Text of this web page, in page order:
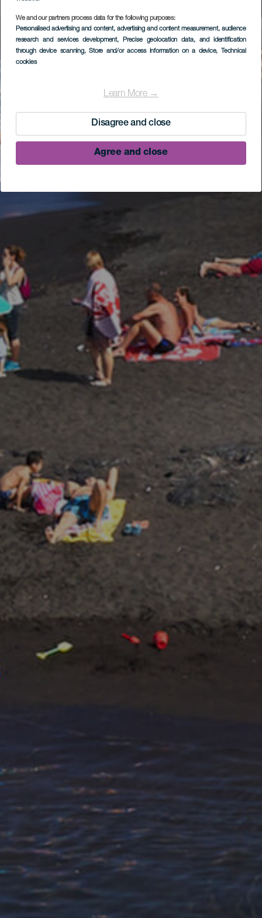
We and our partners process data for the following purposes:
Personalised advertising and content, advertising and content measurement, audience
research and services development, Precise geolocation data, and identification
through device scanning, Store and/or access information on a device, Technical
cookies
Learn More →
Disagree and close
Agree and close